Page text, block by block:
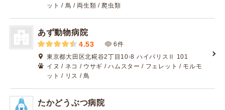
ット / 鳥 / 両生類 / 爬虫類
あず動物病院
4.53
6件
東京都大田区北糀谷2丁目10-8 ハイパリスⅡ 101
イヌ / ネコ / ウサギ / ハムスター / フェレット / モルモ
ット / リス / 鳥
たかどうぶつ病院